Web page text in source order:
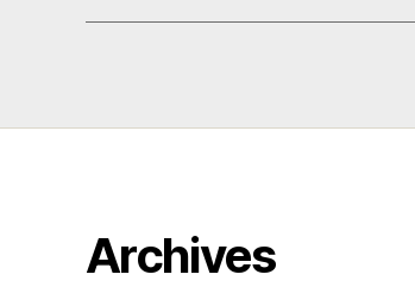
Archives